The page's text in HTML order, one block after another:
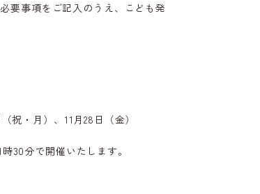
要事項をご記入のうえ、こども発
祝・月）、11月28日（金）
30分で開催いたします。